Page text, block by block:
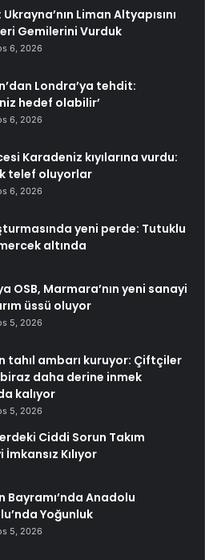
Ukrayna’nın Liman Altyapısını
Gemilerini Vurduk
6, 2026
Londra’ya tehdit:
hedef olabilir’
6, 2026
Karadeniz kıyılarına vurdu:
telef oluyorlar
6, 2026
yeni perde: Tutuklu
altında
OSB, Marmara’nın yeni sanayi
üssü oluyor
5, 2026
tahıl ambarı kuruyor: Çiftçiler
biraz daha derine inmek
kalıyor
5, 2026
Ciddi Sorun Takım
Kılıyor
Bayramı’nda Anadolu
Yoğunluk
5, 2026